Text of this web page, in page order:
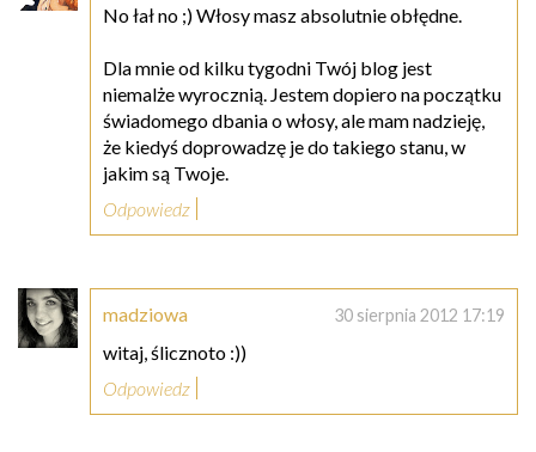
No łał no ;) Włosy masz absolutnie obłędne.
Dla mnie od kilku tygodni Twój blog jest
niemalże wyrocznią. Jestem dopiero na początku
świadomego dbania o włosy, ale mam nadzieję,
że kiedyś doprowadzę je do takiego stanu, w
jakim są Twoje.
Odpowiedz
madziowa 30 sierpnia 2012 17:19
witaj, ślicznoto :))
Odpowiedz